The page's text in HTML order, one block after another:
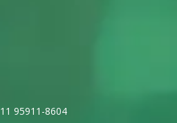
11 95911-8604